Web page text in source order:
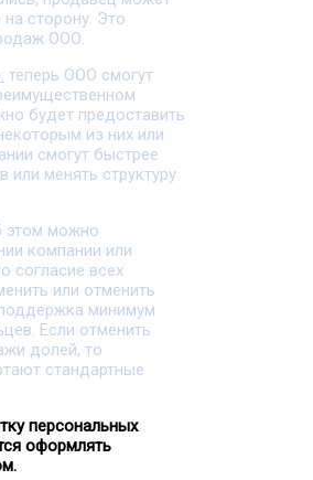
сторону. Это
ООО.
теперь ООО смогут
будет предоставить
из них или
смогут быстрее
или менять структуру
этом можно
компании или
согласие всех
или отменить
минимум
Если отменить
долей, то
стандартные
персональных
оформлять